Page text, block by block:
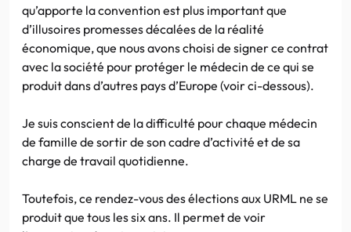
qu’apporte la convention est plus important que
d’illusoires promesses décalées de la réalité
économique, que nous avons choisi de signer ce contrat
avec la société pour protéger le médecin de ce qui se
produit dans d’autres pays d’Europe (voir ci-dessous).
Je suis conscient de la difficulté pour chaque médecin
de famille de sortir de son cadre d’activité et de sa
charge de travail quotidienne.
Toutefois, ce rendez-vous des élections aux URML ne se
produit que tous les six ans. Il permet de voir